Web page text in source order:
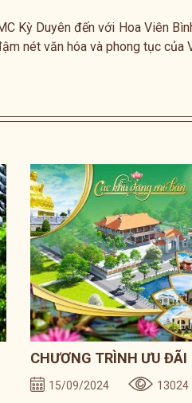
Kỳ Duyên đến với Hoa Viên
nét văn hóa và phong tục của
CHƯƠNG TRÌNH ƯU ĐÃI
15/09/2024 13024